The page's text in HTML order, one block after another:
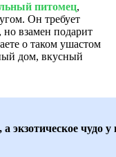
питомец,
Он требует
взамен подарит
о таком ушастом
дом, вкусный
экзотическое чудо у